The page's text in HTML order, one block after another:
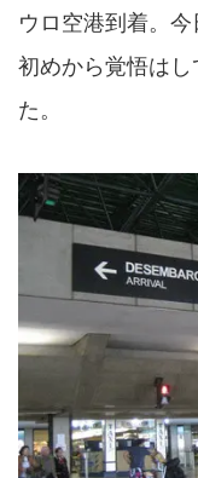
ウロ空港到着。今
初めから覚悟は
た。